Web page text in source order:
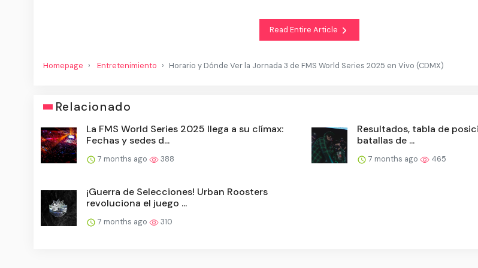
Read Entire Article
Homepage Entretenimiento Horario y Dónde Ver la Jornada 3 de FMS World Series 2025 en Vivo (CDMX)
Relacionado
La FMS World Series 2025 llega a su clímax:
Fechas y sedes d...
7 months ago 388
Resultados, tabla de
batallas de ...
7 months ago 465
¡Guerra de Selecciones! Urban Roosters
revoluciona el juego ...
7 months ago 310